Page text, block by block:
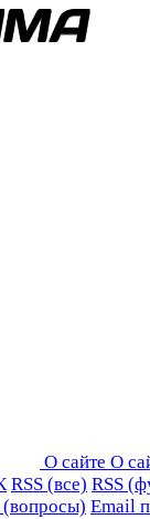
О сайте О
RSS (все) RSS
(вопросы) Email